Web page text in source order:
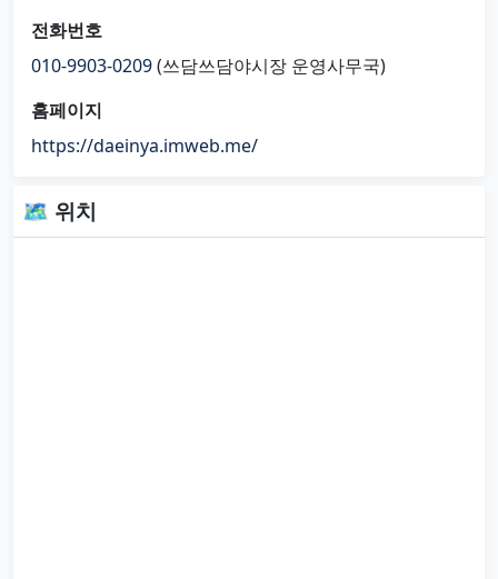
전화번호
010-9903-0209(쓰담쓰담야시장 운영사무국)
홈페이지
https://daeinya.imweb.me/
🗺 위치